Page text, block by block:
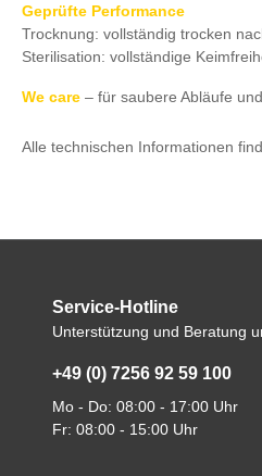
Geprüfte Performance
Trocknung: vollständig trocken
Sterilisation: vollständige
We care – für saubere Abläufe
Alle technischen Informationen
Service-Hotline
Unterstützung und Beratung
+49 (0) 7256 92 59 100
Mo - Do: 08:00 - 17:00 Uhr
Fr: 08:00 - 15:00 Uhr